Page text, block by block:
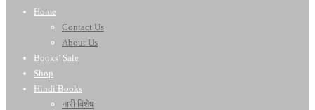
Home
Contact Us
About Us
Books’ Sale
Shop
Hindi Books
नारी विशेष